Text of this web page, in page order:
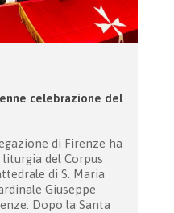
celebrazione del
di Firenze ha
del Corpus
di S. Maria
Giuseppe
Dopo la Santa